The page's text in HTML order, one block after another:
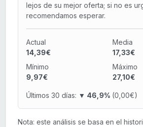
lejos de su mejor oferta; si no es
recomendamos esperar.
Actual
14,39€
Media
17,33€
Mínimo
9,97€
Máximo
27,10€
Últimos 30 días: ▼ 46,9% (0,00€)
Nota: este análisis se basa en el